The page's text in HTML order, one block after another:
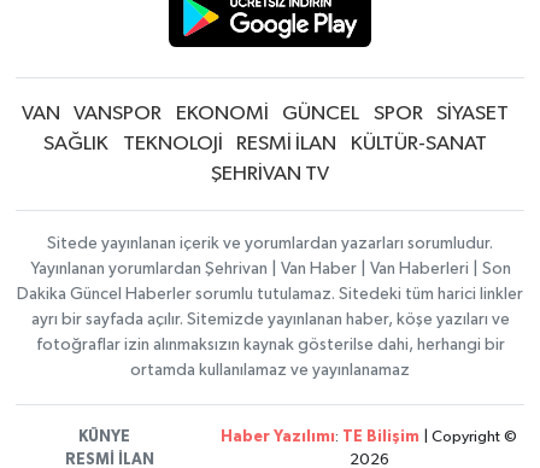
VAN VANSPOR EKONOMİ GÜNCEL SPOR
SİYASET
SAĞLIK
TEKNOLOJİ RESMİ İLAN
KÜLTÜR-SANAT
ŞEHRİVAN TV
Sitede yayınlanan içerik ve yorumlardan yazarları sorumludur.
Yayınlanan yorumlardan Şehrivan | Van Haber | Van Haberleri | Son
Dakika Güncel Haberler sorumlu tutulamaz. Sitedeki tüm harici linkler
ayrı bir sayfada açılır. Sitemizde yayınlanan haber, köşe yazıları ve
fotoğraflar izin alınmaksızın kaynak gösterilse dahi, herhangi bir
ortamda kullanılamaz ve yayınlanamaz
KÜNYE
RESMİ İLAN
Haber Yazılımı: TE Bilişim | Copyright ©
2026